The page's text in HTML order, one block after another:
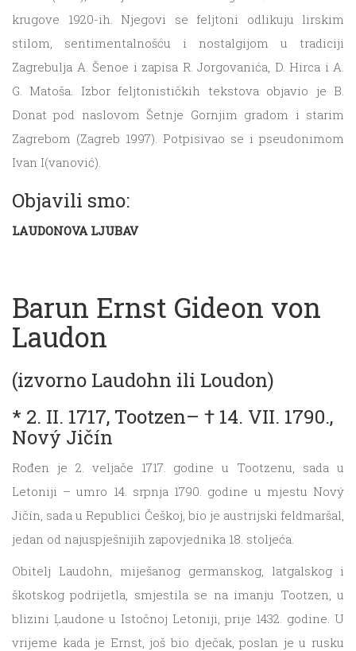
krugove 1920-ih. Njegovi se feljtoni odlikuju lirskim
stilom, sentimentalnošću i nostalgijom u tradiciji
Zagrebulja A. Šenoe i zapisa R. Jorgovanića, D. Hirca i A.
G. Matoša. Izbor feljtonističkih tekstova objavio je B.
Donat pod naslovom Šetnje Gornjim gradom i starim
Zagrebom (Zagreb 1997). Potpisivao se i pseudonimom
Ivan I(vanović).
Objavili smo:
LAUDONOVA LJUBAV
Barun Ernst Gideon von
Laudon
(izvorno Laudohn ili Loudon)
* 2. II. 1717, Tootzen– † 14. VII. 1790.,
Nový Jičín
Rođen je 2. veljače 1717. godine u Tootzenu, sada u
Letoniji – umro 14. srpnja 1790. godine u mjestu Nový
Jičín, sada u Republici Češkoj, bio je austrijski feldmaršal,
jedan od najuspješnijih zapovjednika 18. stoljeća.
Obitelj Laudohn, miješanog germanskog, latgalskog i
škotskog podrijetla, smjestila se na imanju Tootzen, u
blizini Ļaudone u Istočnoj Letoniji, prije 1432. godine. U
vrijeme kada je Ernst, još bio dječak, poslan je u rusku